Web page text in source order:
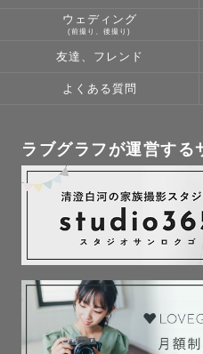
ウェディング
(前撮り、後撮り)
友達、フレンド
よくある質問
ラブグラフが運営する